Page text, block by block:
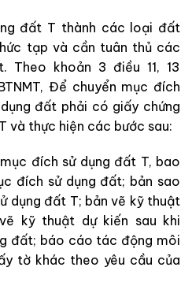
đất T thành các loại đất
tạp và cần tuân thủ các
Theo khoản 3 điều 11, 13
Để chuyển mục đích
đất phải có giấy chứng
và thực hiện các bước sau:
đích sử dụng đất T, bao
đích sử dụng đất; bản sao
dụng đất T; bản vẽ kỹ thuật
kỹ thuật dự kiến sau khi
đất; báo cáo tác động môi
tờ khác theo yêu cầu của